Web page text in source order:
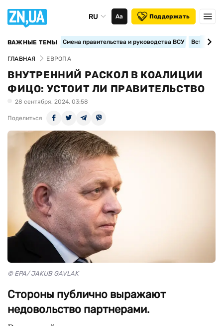
RU Аа Поддержать
ВАЖНЫЕ ТЕМЫ Смена правительства и руководства ВСУ
ГЛАВНАЯ ЕВРОПА
ВНУТРЕННИЙ РАСКОЛ В КОАЛИЦИИ
ФИЦО: УСТОИТ ЛИ ПРАВИТЕЛЬСТВО
28 сентября, 2024, 03:58
Поделиться
© EPA/ JAKUB GAVLAK
Стороны публично выражают
недовольство партнерами.